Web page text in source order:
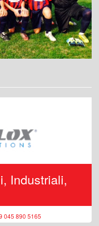
Industriali,
045 890 5165